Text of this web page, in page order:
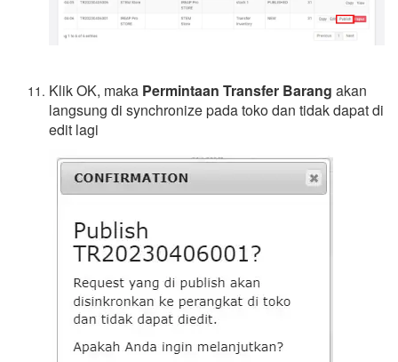
Klik OK, maka Permintaan Transfer Barang akan
langsung di synchronize pada toko dan tidak dapat di
edit lagi